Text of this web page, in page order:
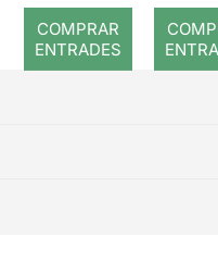
COMPRAR
ENTRADES